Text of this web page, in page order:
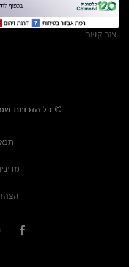
מרכזי שירות
צור קשר
© כל הזכויות